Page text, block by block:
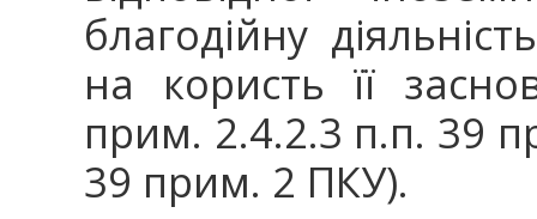
благодійну
на користь її
прим. 2.4.2.3 п.п. 39
39 прим. 2 ПКУ).